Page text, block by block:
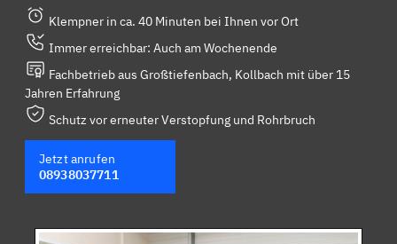
Klempner in ca. 40 Minuten bei Ihnen vor Ort
Immer erreichbar: Auch am Wochenende
Fachbetrieb aus Großtiefenbach, Kollbach mit über 15
Jahren Erfahrung
Schutz vor erneuter Verstopfung und Rohrbruch
Jetzt anrufen
08938037711